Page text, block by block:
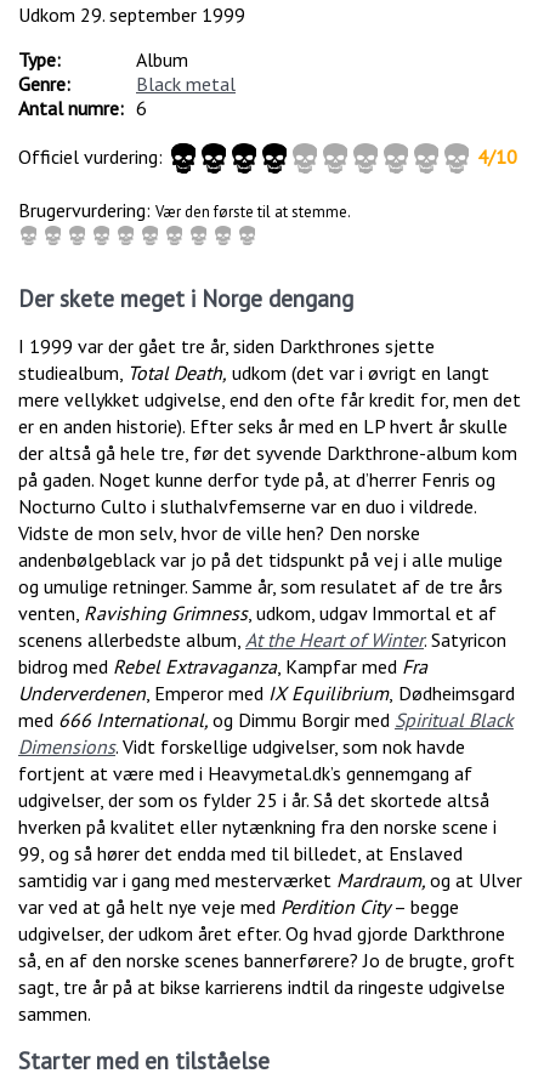
Udkom 29. september 1999
Type:
Album
Genre:
Black metal
Antal numre: 6
Officiel vurdering:
4/10
Brugervurdering: Vær den første til at stemme.
Der skete meget i Norge dengang
I 1999 var der gået tre år, siden Darkthrones sjette
studiealbum, Total Death, udkom (det var i øvrigt en langt
mere vellykket udgivelse, end den ofte får kredit for, men det
er en anden historie). Efter seks år med en LP hvert år skulle
der altså gå hele tre, før det syvende Darkthrone-album kom
på gaden. Noget kunne derfor tyde på, at d’herrer Fenris og
Nocturno Culto i sluthalvfemserne var en duo i vildrede.
Vidste de mon selv, hvor de ville hen? Den norske
andenbølgeblack var jo på det tidspunkt på vej i alle mulige
og umulige retninger. Samme år, som resulatet af de tre års
venten, Ravishing Grimness, udkom, udgav Immortal et af
scenens allerbedste album, At the Heart of Winter. Satyricon
bidrog med Rebel Extravaganza, Kampfar med Fra
Underverdenen, Emperor med IX Equilibrium, Dødheimsgard
med 666 International, og Dimmu Borgir med Spiritual Black
Dimensions. Vidt forskellige udgivelser, som nok havde
fortjent at være med i Heavymetal.dk’s gennemgang af
udgivelser, der som os fylder 25 i år. Så det skortede altså
hverken på kvalitet eller nytænkning fra den norske scene i
99, og så hører det endda med til billedet, at Enslaved
samtidig var i gang med mesterværket Mardraum, og at Ulver
var ved at gå helt nye veje med Perdition City– begge
udgivelser, der udkom året efter. Og hvad gjorde Darkthrone
så, en af den norske scenes bannerførere? Jo de brugte, groft
sagt, tre år på at bikse karrierens indtil da ringeste udgivelse
sammen.
Starter med en tilståelse